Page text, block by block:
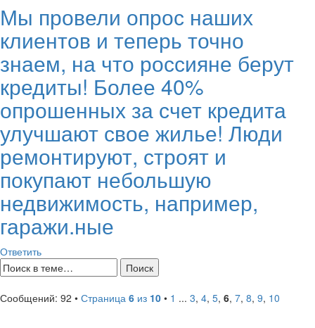
Мы провели опрос наших
клиентов и теперь точно
знаем, на что россияне берут
кредиты! Более 40%
опрошенных за счет кредита
улучшают свое жилье! Люди
ремонтируют, строят и
покупают небольшую
недвижимость, например,
гаражи.ные
Ответить
Сообщений: 92 • Страница 6 из 10 • 1 ... 3, 4, 5, 6, 7, 8, 9, 10